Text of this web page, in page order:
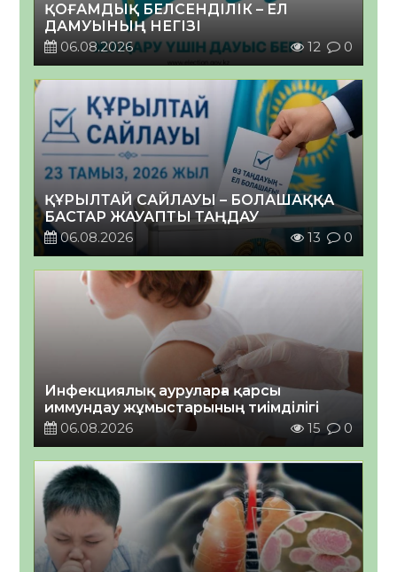
ҚОҒАМДЫҚ БЕЛСЕНДІЛІК – ЕЛ
ДАМУЫНЫҢ НЕГІЗІ
06.08.2026
12 0
ҚҰРЫЛТАЙ САЙЛАУЫ – БОЛАШАҚҚА
БАСТАР ЖАУАПТЫ ТАҢДАУ
06.08.2026
13 0
Инфекциялық ауруларға қарсы
иммундау жұмыстарының тиімділігі
06.08.2026
15 0